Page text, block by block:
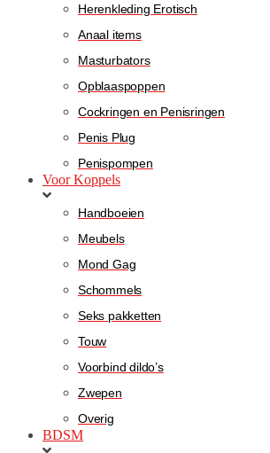
Herenkleding Erotisch
Anaal items
Masturbators
Opblaaspoppen
Cockringen en Penisringen
Penis Plug
Penispompen
Voor Koppels
Handboeien
Meubels
Mond Gag
Schommels
Seks pakketten
Touw
Voorbind dildo’s
Zwepen
Overig
BDSM